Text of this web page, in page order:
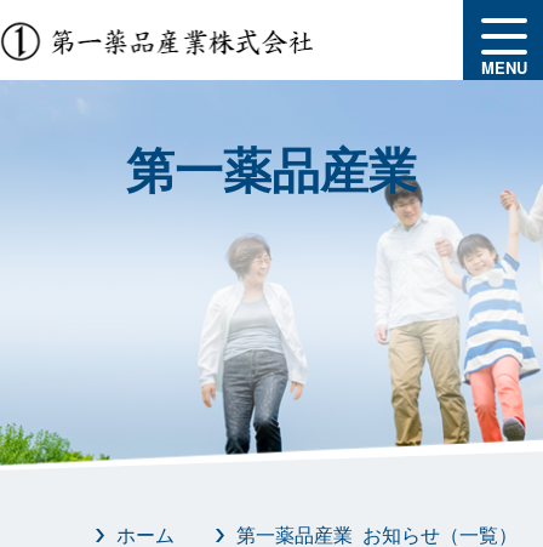
MENU
第一薬品産業
ホーム 第一薬品産業 お知らせ（一覧）